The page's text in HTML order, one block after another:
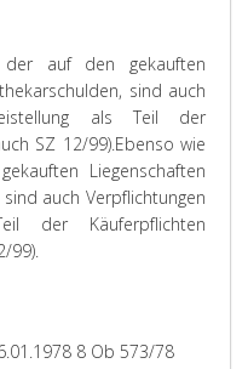
auf den gekauften
sind auch
als Teil der
SZ 12/99).Ebenso wie
Liegenschaften
auch Verpflichtungen
der Käuferpflichten
99).
8 Ob 573/78